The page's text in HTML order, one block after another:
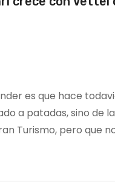
es que hace
a patadas, sino de
Turismo, pero que